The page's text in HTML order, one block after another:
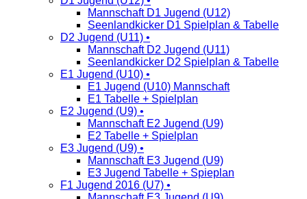
Mannschaft D1 Jugend (U12)
Seenlandkicker D1 Spielplan & Tabelle
D2 Jugend (U11) •
Mannschaft D2 Jugend (U11)
Seenlandkicker D2 Spielplan & Tabelle
E1 Jugend (U10) •
E1 Jugend (U10) Mannschaft
E1 Tabelle + Spielplan
E2 Jugend (U9) •
Mannschaft E2 Jugend (U9)
E2 Tabelle + Spielplan
E3 Jugend (U9) •
Mannschaft E3 Jugend (U9)
E3 Jugend Tabelle + Spieplan
F1 Jugend 2016 (U7) •